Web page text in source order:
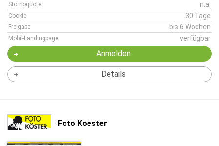
Stornoquote n.a.
Cookie 30 Tage
Freigabe bis 6 Wochen
Mobil-Landingpage verfügbar
Anmelden
Details
Foto Koester